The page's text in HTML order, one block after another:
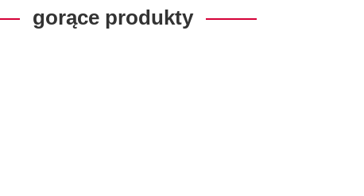
gorące produkty